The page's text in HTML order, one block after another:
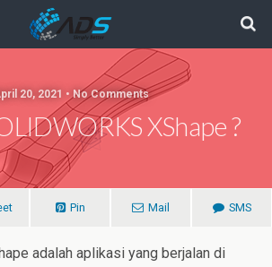
20, 2021 • No Comments
XShape ?
Pin Mail SMS
adalah aplikasi yang berjalan di